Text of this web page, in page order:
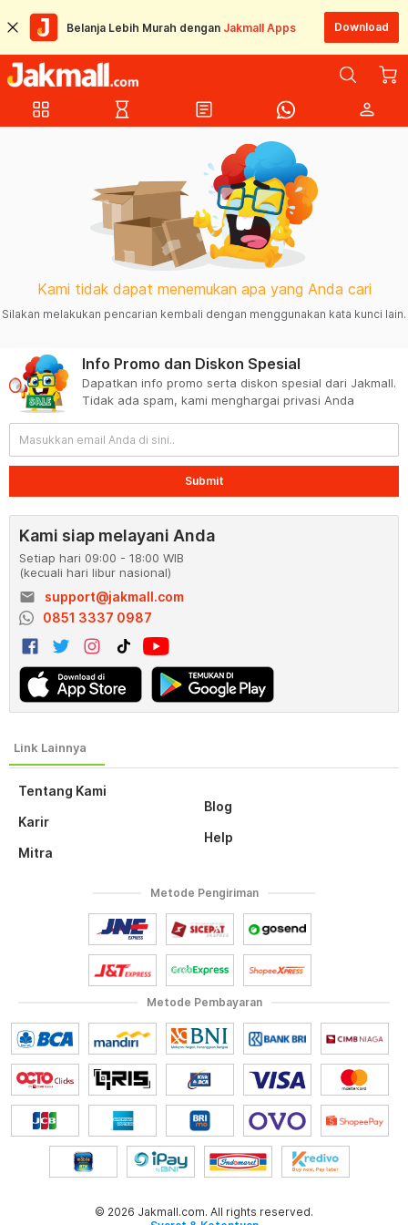
Belanja Lebih Murah dengan Jakmall Apps Download
grid_view hourglass_empty article person
Kami tidak dapat menemukan apa yang Anda cari
Silakan melakukan pencarian kembali dengan menggunakan kata kunci lain.
Tentang Kami
Karir
Mitra
Blog
Help
Info Promo dan Diskon Spesial
Dapatkan info promo serta diskon spesial dari Jakmall.
Tidak ada spam, kami menghargai privasi Anda
Submit
Kami siap melayani Anda
Setiap hari 09:00 - 18:00 WIB
(kecuali hari libur nasional)
email
support@jakmall.com
0851 3337 0987
Metode Pembayaran
Metode Pengiriman
© 2026 Jakmall.com. All rights reserved.